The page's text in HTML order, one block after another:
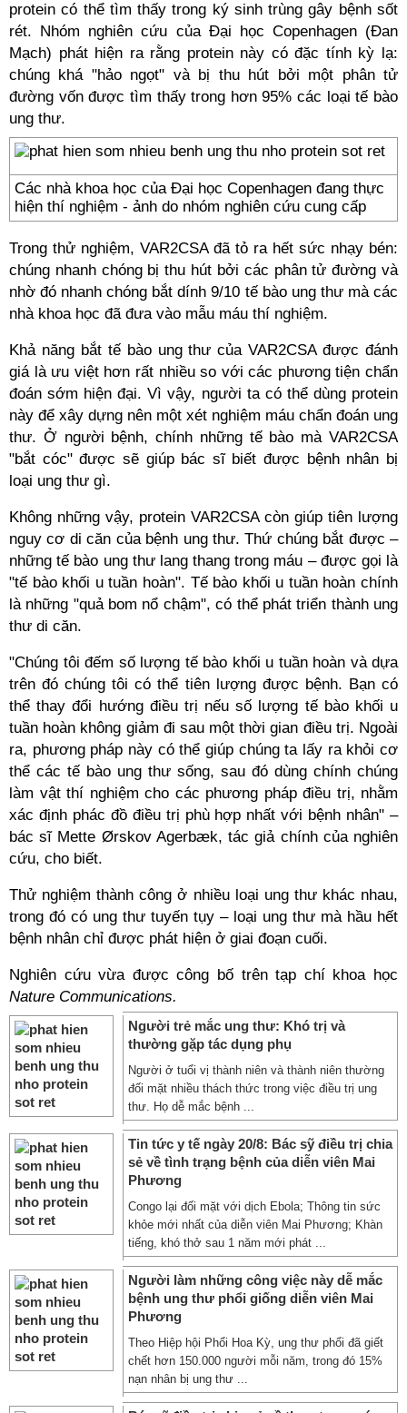
protein có thể tìm thấy trong ký sinh trùng gây bệnh sốt
rét. Nhóm nghiên cứu của Đại học Copenhagen (Đan
Mạch) phát hiện ra rằng protein này có đặc tính kỳ lạ:
chúng khá "hảo ngọt" và bị thu hút bởi một phân tử
đường vốn được tìm thấy trong hơn 95% các loại tế bào
ung thư.
Các nhà khoa học của Đại học Copenhagen đang thực
hiện thí nghiệm - ảnh do nhóm nghiên cứu cung cấp
Trong thử nghiệm, VAR2CSA đã tỏ ra hết sức nhạy bén:
chúng nhanh chóng bị thu hút bởi các phân tử đường và
nhờ đó nhanh chóng bắt dính 9/10 tế bào ung thư mà các
nhà khoa học đã đưa vào mẫu máu thí nghiệm.
Khả năng bắt tế bào ung thư của VAR2CSA được đánh
giá là ưu việt hơn rất nhiều so với các phương tiện chẩn
đoán sớm hiện đại. Vì vậy, người ta có thể dùng protein
này để xây dựng nên một xét nghiệm máu chẩn đoán ung
thư. Ở người bệnh, chính những tế bào mà VAR2CSA
"bắt cóc" được sẽ giúp bác sĩ biết được bệnh nhân bị
loại ung thư gì.
Không những vậy, protein VAR2CSA còn giúp tiên lượng
nguy cơ di căn của bệnh ung thư. Thứ chúng bắt được –
những tế bào ung thư lang thang trong máu – được gọi là
"tế bào khối u tuần hoàn". Tế bào khối u tuần hoàn chính
là những "quả bom nổ chậm", có thể phát triển thành ung
thư di căn.
"Chúng tôi đếm số lượng tế bào khối u tuần hoàn và dựa
trên đó chúng tôi có thể tiên lượng được bệnh. Bạn có
thể thay đổi hướng điều trị nếu số lượng tế bào khối u
tuần hoàn không giảm đi sau một thời gian điều trị. Ngoài
ra, phương pháp này có thể giúp chúng ta lấy ra khỏi cơ
thể các tế bào ung thư sống, sau đó dùng chính chúng
làm vật thí nghiệm cho các phương pháp điều trị, nhằm
xác định phác đồ điều trị phù hợp nhất với bệnh nhân" –
bác sĩ Mette Ørskov Agerbæk, tác giả chính của nghiên
cứu, cho biết.
Thử nghiệm thành công ở nhiều loại ung thư khác nhau,
trong đó có ung thư tuyến tụy – loại ung thư mà hầu hết
bệnh nhân chỉ được phát hiện ở giai đoạn cuối.
Nghiên cứu vừa được công bố trên tạp chí khoa học
Nature Communications.
Người trẻ mắc ung thư: Khó trị và
thường gặp tác dụng phụ
Người ở tuổi vị thành niên và thành niên thường
đối mặt nhiều thách thức trong việc điều trị ung
thư. Họ dễ mắc bệnh ...
Tin tức y tế ngày 20/8: Bác sỹ điều trị chia
sẻ về tình trạng bệnh của diễn viên Mai
Phương
Congo lại đối mặt với dịch Ebola; Thông tin sức
khỏe mới nhất của diễn viên Mai Phương; Khàn
tiếng, khó thở sau 1 năm mới phát ...
Người làm những công việc này dễ mắc
bệnh ung thư phổi giống diễn viên Mai
Phương
Theo Hiệp hội Phổi Hoa Kỳ, ung thư phổi đã giết
chết hơn 150.000 người mỗi năm, trong đó 15%
nạn nhân bị ung thư ...